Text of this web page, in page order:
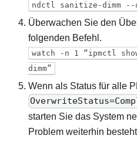
ndctl sanitize-dimm
Überwachen Sie den
folgenden Befehl.
watch -n 1 “ipmctl
dimm”
Wenn als Status für alle
starten Sie das System
Problem weiterhin